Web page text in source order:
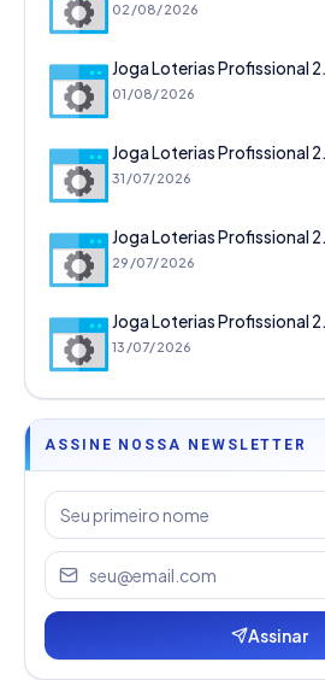
02/08/2026
Joga Loterias Profissional
01/08/2026
Joga Loterias Profissional
31/07/2026
Joga Loterias Profissional
29/07/2026
Joga Loterias Profissional
13/07/2026
ASSINE NOSSA NEWSLETTER
Assinar